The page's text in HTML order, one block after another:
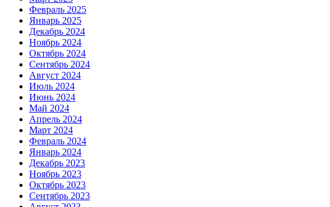
Февраль 2025
Январь 2025
Декабрь 2024
Ноябрь 2024
Октябрь 2024
Сентябрь 2024
Август 2024
Июль 2024
Июнь 2024
Май 2024
Апрель 2024
Март 2024
Февраль 2024
Январь 2024
Декабрь 2023
Ноябрь 2023
Октябрь 2023
Сентябрь 2023